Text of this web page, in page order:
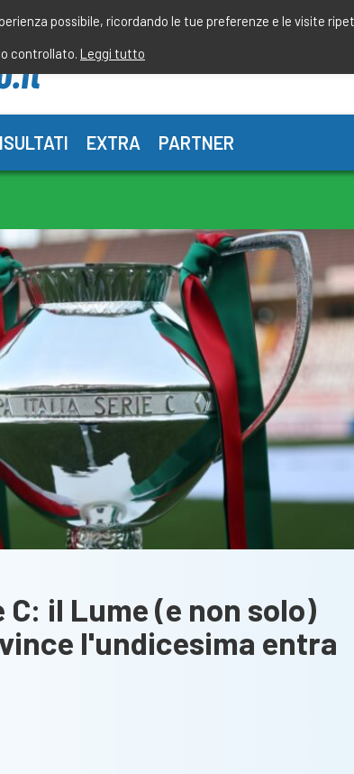
EXTRA PARTNER
il Lume (e non solo)
l'undicesima entra
possibile, ricordando le tue preferenze e le visite
controllato. Leggi tutto